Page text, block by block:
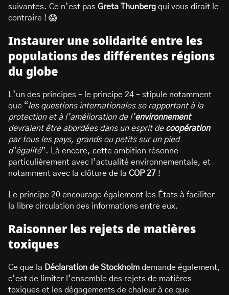
suivantes. Ce n’est pas Greta Thunberg qui vous dirait le
contraire ! 😱
Instaurer une solidarité entre les
populations des différentes régions
du globe
L’un des principes – le principe 24 – stipule notamment
que “les questions internationales se rapportant à la
protection et à l’amélioration de l’environnement
devraient être abordées dans un esprit de coopération
par tous les pays, grands ou petits sur un pied
d’égalité”. Là encore, cette ambition résonne
particulièrement avec l’actualité environnementale, et
notamment avec la clôture de la COP 27 !
Le principe 20 encourage également les États à faciliter
la libre circulation des informations entre eux.
Raisonner les rejets de matières
toxiques
Ce que la Déclaration de Stockholm demande également,
c’est de limiter l’ensemble des rejets de matières
toxiques et les dégagements de chaleur à ce que